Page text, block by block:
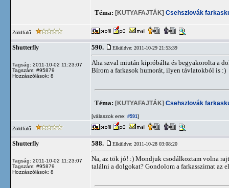
Téma: [KUTYAFAJTÁK] Csehszlovák
Zöldfülű
Shutterfly
Tagság: 2011-10-02 11:23:07
Tagszám: #95879
Hozzászólások: 8
590. Elküldve: 2011-10-29 21:53:39
Aha szval miután kipróbálta és begyakorolta a
Bírom a farkasok humorát, ilyen távlatokból is :)
Téma: [KUTYAFAJTÁK] Csehszlovák
[válaszok erre: #591]
Zöldfülű
Shutterfly
Tagság: 2011-10-02 11:23:07
Tagszám: #95879
Hozzászólások: 8
588. Elküldve: 2011-10-28 03:08:20
Na, az tök jó! :) Mondjuk csodálkoztam volna
találni a dolgokat? Gondolom a farkasszimat az